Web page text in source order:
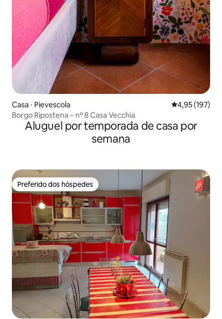
Casa ⋅ Pievescola 4,95 de uma
4,95 (197)
Borgo Ripostena – nº 8 Casa Vecchia
Aluguel por temporada de casa por
semana
Preferido dos hóspedes
Preferido dos hóspedes